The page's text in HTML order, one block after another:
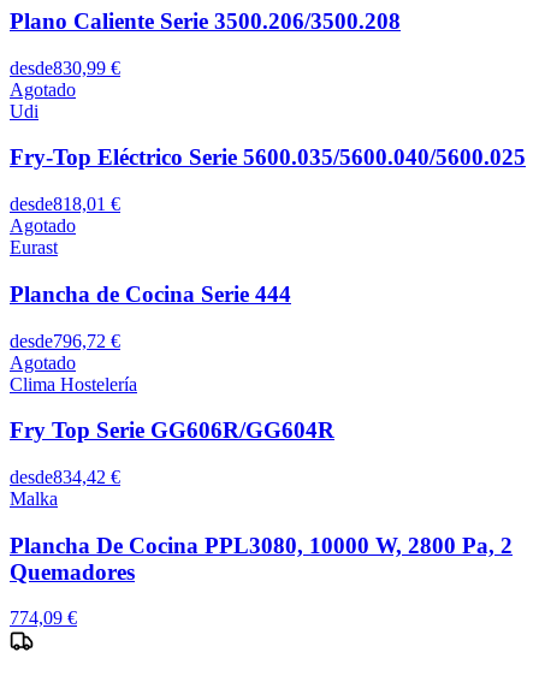
Plano Caliente Serie 3500.206/3500.208
desde830,99 €
Agotado
Udi
Fry-Top Eléctrico Serie 5600.035/5600.040/5600.025
desde818,01 €
Agotado
Eurast
Plancha de Cocina Serie 444
desde796,72 €
Agotado
Clima Hostelería
Fry Top Serie GG606R/GG604R
desde834,42 €
Malka
Plancha De Cocina PPL3080, 10000 W, 2800 Pa, 2
Quemadores
774,09 €